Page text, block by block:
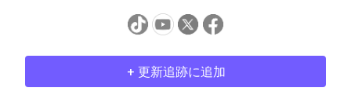
+ 更新追跡に追加